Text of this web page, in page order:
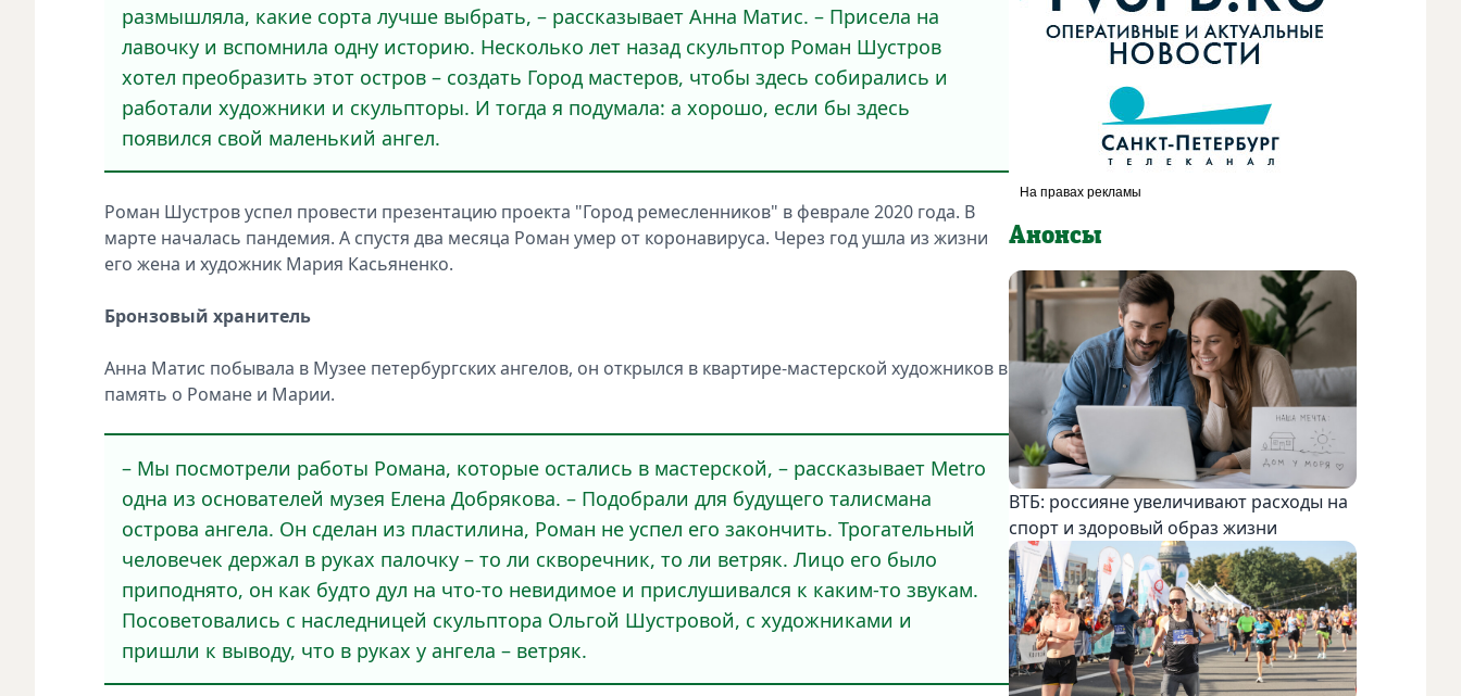
размышляла, какие сорта лучше выбрать, – рассказывает Анна Матис. – Присела на
лавочку и вспомнила одну историю. Несколько лет назад скульптор Роман Шустров
хотел преобразить этот остров – создать Город мастеров, чтобы здесь собирались и
работали художники и скульпторы. И тогда я подумала: а хорошо, если бы здесь
появился свой маленький ангел.
Роман Шустров успел провести презентацию проекта "Город ремесленников" в феврале 2020 года. В
марте началась пандемия. А спустя два месяца Роман умер от коронавируса. Через год ушла из жизни
его жена и художник Мария Касьяненко.
Бронзовый хранитель
Анна Матис побывала в Музее петербургских ангелов, он открылся в квартире-мастерской художников в
память о Романе и Марии.
– Мы посмотрели работы Романа, которые остались в мастерской, – рассказывает Metro
одна из основателей музея Елена Добрякова. – Подобрали для будущего талисмана
острова ангела. Он сделан из пластилина, Роман не успел его закончить. Трогательный
человечек держал в руках палочку – то ли скворечник, то ли ветряк. Лицо его было
приподнято, он как будто дул на что-то невидимое и прислушивался к каким-то звукам.
Посоветовались с наследницей скульптора Ольгой Шустровой, с художниками и
пришли к выводу, что в руках у ангела – ветряк.
Анонсы
ВТБ: россияне увеличивают расходы на
спорт и здоровый образ жизни